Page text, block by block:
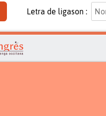
Letra de ligason :